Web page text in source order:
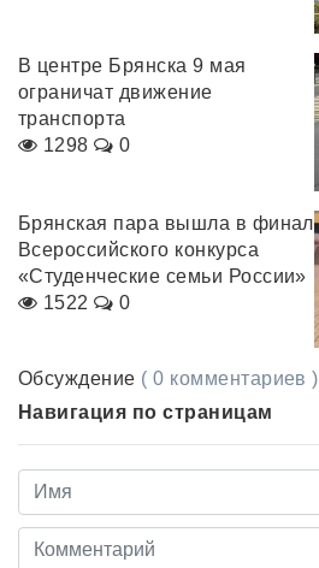
В центре Брянска 9 мая
ограничат движение
транспорта
1298
0
Брянская пара вышла в финал
Всероссийского конкурса
«Студенческие семьи России»
1522
0
Обсуждение ( 0 комментариев )
Навигация по страницам